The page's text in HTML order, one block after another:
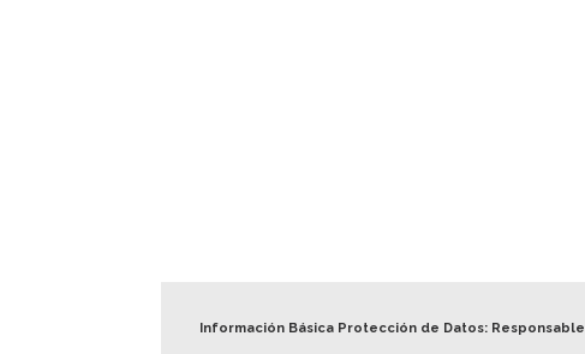
Información Básica Protección de Datos: Responsable